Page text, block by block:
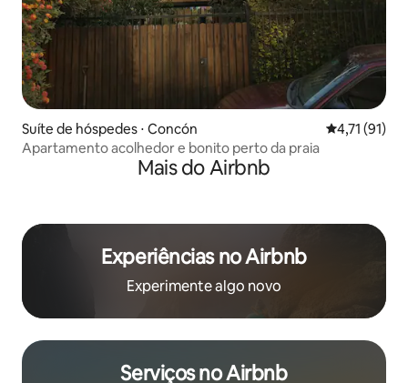
Suíte de hóspedes ⋅ Concón 4,71 de uma
4,71 (91)
Apartamento acolhedor e bonito perto da praia
Mais do Airbnb
Experiências no Airbnb
Experimente algo novo
Serviços no Airbnb